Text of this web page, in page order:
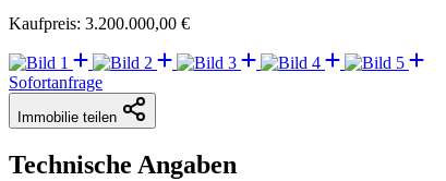
Kaufpreis: 3.200.000,00 €
Sofortanfrage
Immobilie teilen
Technische Angaben